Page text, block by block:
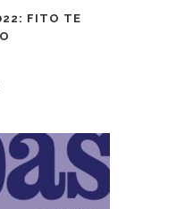
FITO TE